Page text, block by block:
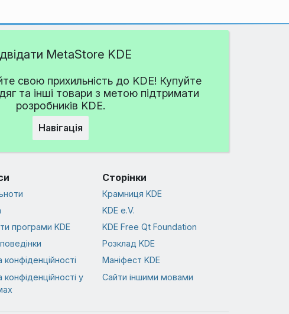
MetaStore KDE
свою прихильність до KDE! Купуйте
та інші товари з метою підтримати
розробників KDE.
Навігація
програми KDE
у
Сторінки
Крамниця KDE
KDE e.V.
KDE Free Qt Foundation
Розклад KDE
Маніфест KDE
Сайти іншими мовами